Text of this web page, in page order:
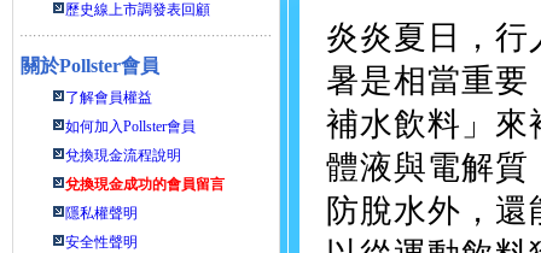
歷史線上市調發表回顧
關於Pollster會員
了解會員權益
如何加入Pollster會員
兌換現金流程說明
兌換現金成功的會員留言
隱私權聲明
安全性聲明
炎炎夏日，
暑是相當重
補水飲料」來
體液與電解質
防脫水外，